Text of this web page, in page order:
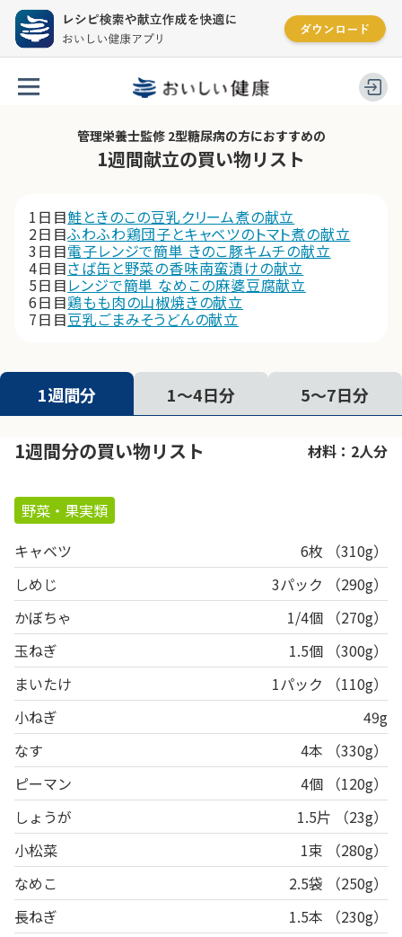
管理栄養士監修 2型糖尿病の方におすすめの
1週間献立の買い物リスト
1日目鮭ときのこの豆乳クリーム煮の献立
2日目ふわふわ鶏団子とキャベツのトマト煮の献立
3日目電子レンジで簡単 きのこ豚キムチの献立
4日目さば缶と野菜の香味南蛮漬けの献立
5日目レンジで簡単 なめこの麻婆豆腐献立
6日目鶏もも肉の山椒焼きの献立
7日目豆乳ごまみそうどんの献立
1週間分 1〜4日分 5〜7日分
1週間分の買い物リスト 材料：2人分
野菜・果実類
キャベツ
6枚 （310g）
しめじ
3パック （290g）
かぼちゃ
1/4個 （270g）
玉ねぎ
1.5個 （300g）
まいたけ
1パック （110g）
小ねぎ
49g
なす
4本 （330g）
ピーマン
4個 （120g）
しょうが
1.5片 （23g）
小松菜
1束 （280g）
なめこ
2.5袋 （250g）
長ねぎ
1.5本 （230g）